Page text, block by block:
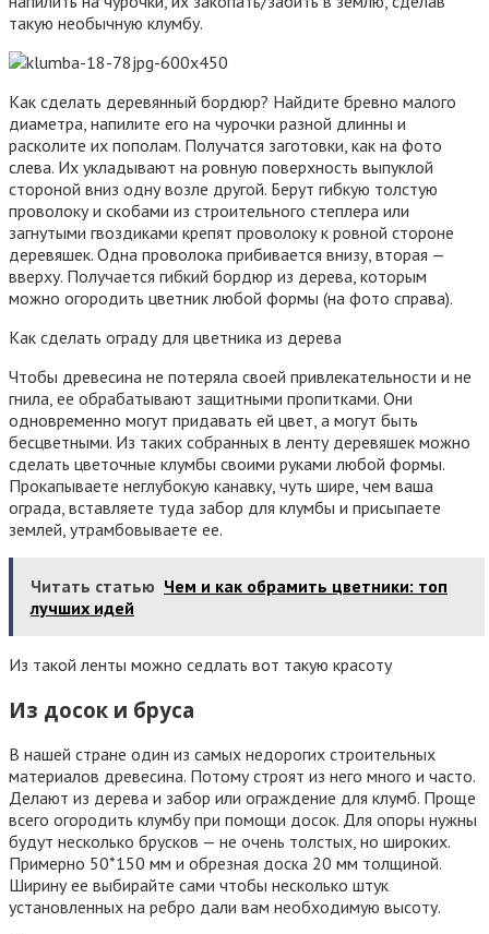
такую необычную клумбу.
Как сделать деревянный бордюр? Найдите бревно малого
диаметра, напилите его на чурочки разной длинны и
расколите их пополам. Получатся заготовки, как на фото
слева. Их укладывают на ровную поверхность выпуклой
стороной вниз одну возле другой. Берут гибкую толстую
проволоку и скобами из строительного степлера или
загнутыми гвоздиками крепят проволоку к ровной стороне
деревяшек. Одна проволока прибивается внизу, вторая —
вверху. Получается гибкий бордюр из дерева, которым
можно огородить цветник любой формы (на фото справа).
Как сделать ограду для цветника из дерева
Чтобы древесина не потеряла своей привлекательности и не
гнила, ее обрабатывают защитными пропитками. Они
одновременно могут придавать ей цвет, а могут быть
бесцветными. Из таких собранных в ленту деревяшек можно
сделать цветочные клумбы своими руками любой формы.
Прокапываете неглубокую канавку, чуть шире, чем ваша
ограда, вставляете туда забор для клумбы и присыпаете
землей, утрамбовываете ее.
Читать статью Чем и как обрамить цветники: топ
лучших идей
Из такой ленты можно седлать вот такую красоту
Из досок и бруса
В нашей стране один из самых недорогих строительных
материалов древесина. Потому строят из него много и часто.
Делают из дерева и забор или ограждение для клумб. Проще
всего огородить клумбу при помощи досок. Для опоры нужны
будут несколько брусков — не очень толстых, но широких.
Примерно 50*150 мм и обрезная доска 20 мм толщиной.
Ширину ее выбирайте сами чтобы несколько штук
установленных на ребро дали вам необходимую высоту.